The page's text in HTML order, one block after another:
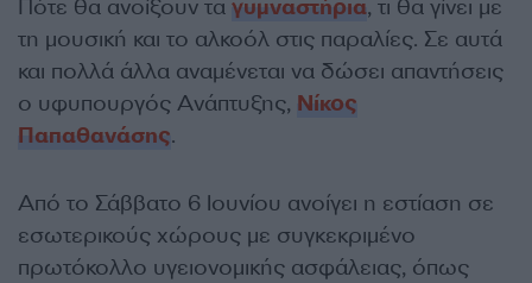
Πότε θα ανοίξουν τα γυμναστήρια, τι θα γίνει με
τη μουσική και το αλκοόλ στις παραλίες. Σε αυτά
και πολλά άλλα αναμένεται να δώσει απαντήσεις
ο υφυπουργός Ανάπτυξης, Νίκος
Παπαθανάσης.
Από το Σάββατο 6 Ιουνίου ανοίγει η εστίαση σε
εσωτερικούς χώρους με συγκεκριμένο
πρωτόκολλο υγειονομικής ασφάλειας, όπως